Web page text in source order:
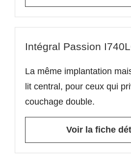
Intégral Passion
La même implantation
lit central, pour ceux qui
couchage double.
Voir la fiche